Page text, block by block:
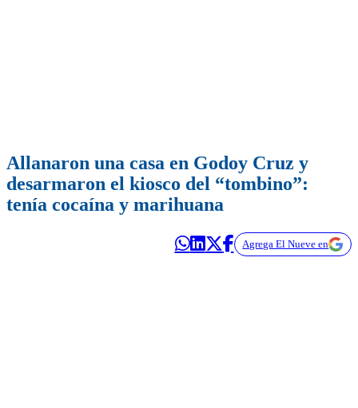
Allanaron una casa en Godoy Cruz y
desarmaron el kiosco del “tombino”:
tenía cocaína y marihuana
Agrega El Nueve en